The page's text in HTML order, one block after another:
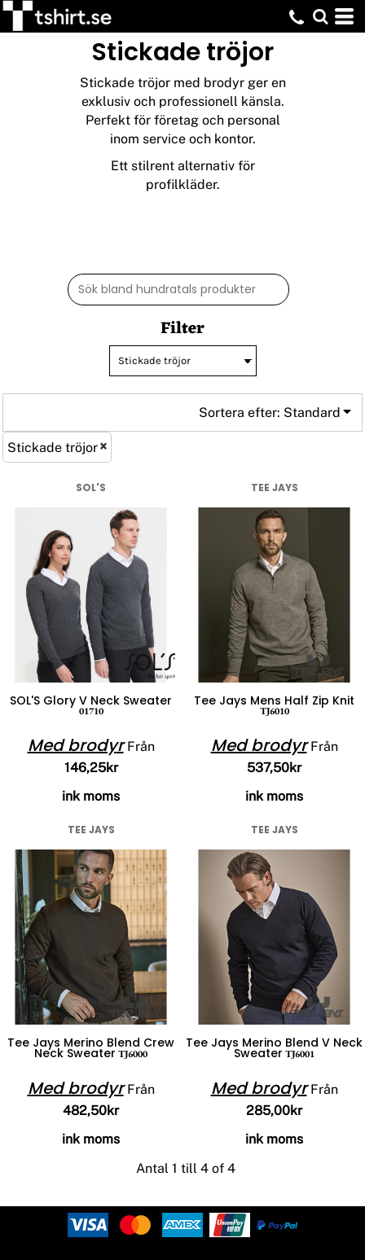
Stickade tröjor
Stickade tröjor med brodyr ger en
exklusiv och professionell känsla.
Perfekt för företag och personal
inom service och kontor.
Ett stilrent alternativ för
profilkläder.
Filter
Sortera efter: Standard
Stickade tröjor
SOL'S
SOL'S Glory V Neck Sweater
01710
Med brodyrFrån
146,25kr
ink moms
TEE JAYS
Tee Jays Mens Half Zip Knit
TJ6010
Med brodyrFrån
537,50kr
ink moms
TEE JAYS
Tee Jays Merino Blend Crew
Neck Sweater TJ6000
Med brodyrFrån
482,50kr
ink moms
TEE JAYS
Tee Jays Merino Blend V Neck
Sweater TJ6001
Med brodyrFrån
285,00kr
ink moms
Antal 1 till 4 of 4
Standard
Pris: Lägst först
Datum tillagd